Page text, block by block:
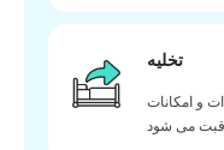
تخلیه
و امکانات
می شود